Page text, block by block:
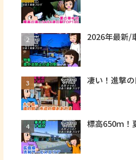
2026年最新/
凄い！進撃
標高650ｍ！